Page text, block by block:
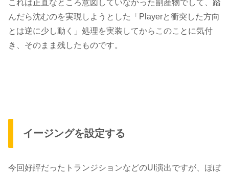
これは正直なところ意図していなかった副産物でして、踏
んだら沈むのを実現しようとした「Playerと衝突した方向
とは逆に少し動く」処理を実装してからこのことに気付
き、そのまま残したものです。
イージングを設定する
今回好評だったトランジションなどのUI演出ですが、 ほぼ